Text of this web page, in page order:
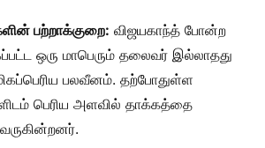
பற்றாக்குறை: விஜயகாந்த் போன்ற
ஒரு மாபெரும் தலைவர் இல்லாதது
பலவீனம். தற்போதுள்ள
பெரிய அளவில் தாக்கத்தை